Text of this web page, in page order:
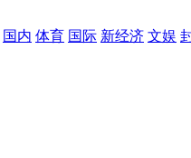
国内 体育 国际 新经济 文娱